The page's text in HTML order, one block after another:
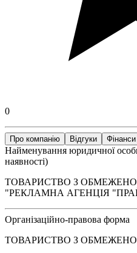
0
Про компанію Відгуки Фінанси
Найменування юридичної
наявності)
ТОВАРИСТВО З
"РЕКЛАМНА АГЕНЦІЯ
Організаційно-правова форма
ТОВАРИСТВО З